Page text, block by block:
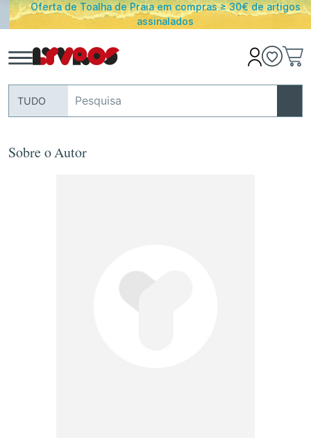
Oferta de Toalha de Praia em compras ≥ 30€ de artigos
assinalados
TUDO
Sobre o Autor